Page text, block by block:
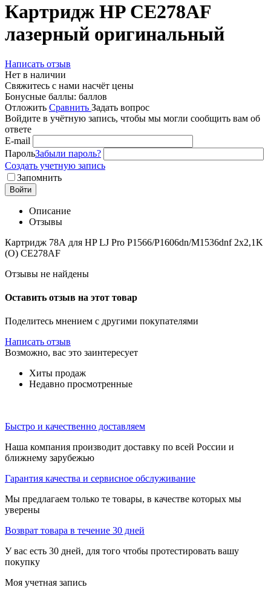
Картридж HP CE278AF
лазерный оригинальный
Написать отзыв
Нет в наличии
Свяжитесь с нами насчёт цены
Бонусные баллы: баллов
Отложить Сравнить Задать вопрос
Войдите в учётную запись, чтобы мы могли сообщить вам об
ответе
E-mail
ПарольЗабыли пароль?
Создать учетную запись
Запомнить
Войти
Описание
Отзывы
Картридж 78А для HP LJ Pro P1566/P1606dn/M1536dnf 2х2,1K
(O) CE278AF
Отзывы не найдены
Оставить отзыв на этот товар
Поделитесь мнением с другими покупателями
Написать отзыв
Возможно, вас это заинтересует
Хиты продаж
Недавно просмотренные
Быстро и качественно доставляем
Наша компания производит доставку по всей России и
ближнему зарубежью
Гарантия качества и сервисное обслуживание
Мы предлагаем только те товары, в качестве которых мы
уверены
Возврат товара в течение 30 дней
У вас есть 30 дней, для того чтобы протестировать вашу
покупку
Моя учетная запись